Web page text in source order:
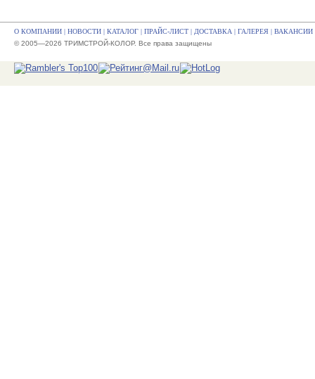
О КОМПАНИИ НОВОСТИ КАТАЛОГ ПРАЙС-ЛИСТ ДОСТАВКА ГАЛЕРЕЯ ВАКАНСИИ
© 2005—2026 ТРИМСТРОЙ-КОЛОР. Все права защищены